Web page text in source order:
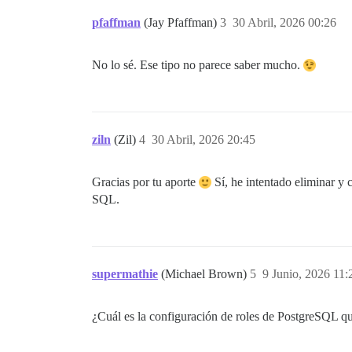
E, [2026-04-29T21:17:01.108527
/workspace/discourse/lib/
/workspace/discourse/lib/demon/
/workspace/discourse/lib/demon/
/workspace/discourse/lib/demon/
/workspace/discourse/lib/demon/
/workspace/discourse/lib/demon/
pfaffman (Jay Pfaffman) 30 Abril, 2026 00:26
3
No lo sé. Ese tipo no parece saber mucho.
ziln (Zil) 30 Abril, 2026 20:45
4
Gracias por tu aporte
Sí, he intentado eliminar y
SQL.
supermathie (Michael Brown) 9 Junio, 2026
5
¿Cuál es la configuración de roles de PostgreSQL